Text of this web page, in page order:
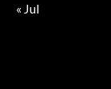
« Jul